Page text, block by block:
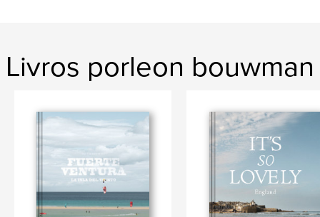
Livros porleon bouwman